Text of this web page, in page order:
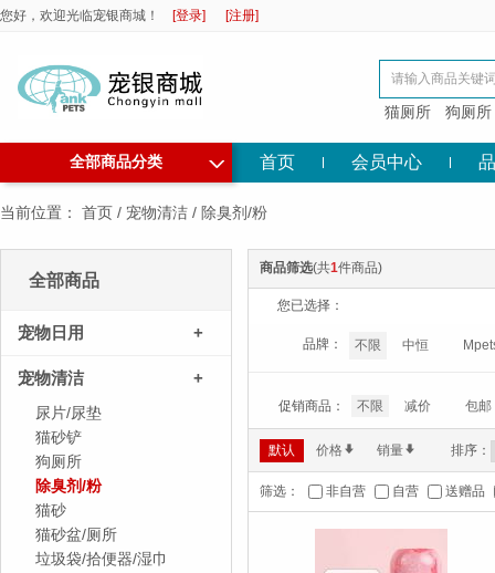
您好，欢迎光临宠银商城！ [登录] [注册]
猫厕所 狗厕所
全部商品分类 ◇ 首页 会员中心
当前位置： 首页 / 宠物清洁 / 除臭剂/粉
全部商品
宠物日用 +
宠物清洁 +
尿片/尿垫
猫砂铲
狗厕所
除臭剂/粉
猫砂
猫砂盆/厕所
垃圾袋/拾便器/湿巾
商品筛选(共1件商品)
您已选择：
品牌： 不限 中恒
促销商品： 不限 减价 包邮
默认 价格 * 销量* 排序：
筛选： 非自营 自营 送赠品